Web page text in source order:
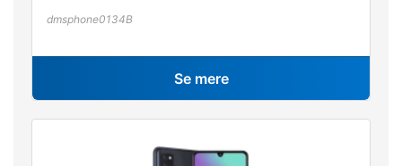
dmsphone0134B
Se mere